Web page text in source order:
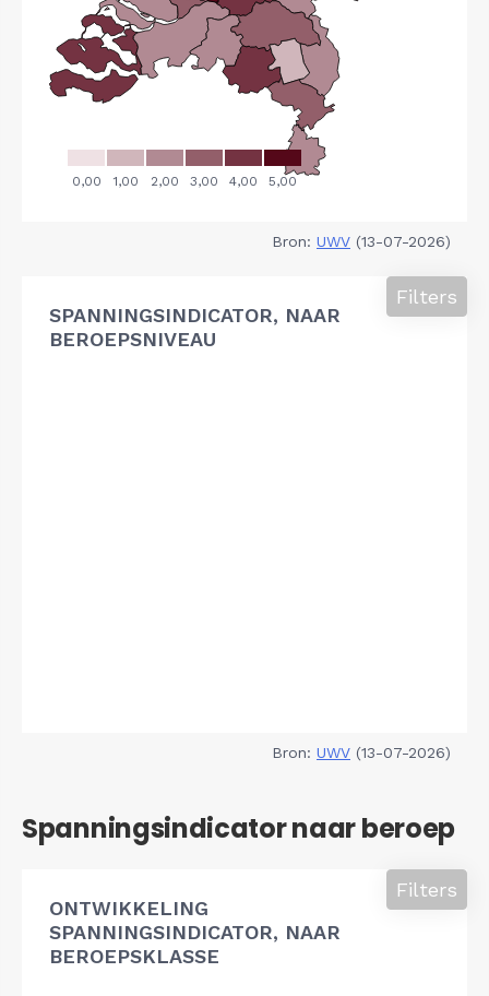
Bron: UWV (13-07-2026)
SPANNINGSINDICATOR, NAAR
BEROEPSNIVEAU
Filters
Bron: UWV (13-07-2026)
Spanningsindicator naar beroep
ONTWIKKELING
SPANNINGSINDICATOR, NAAR
BEROEPSKLASSE
Filters